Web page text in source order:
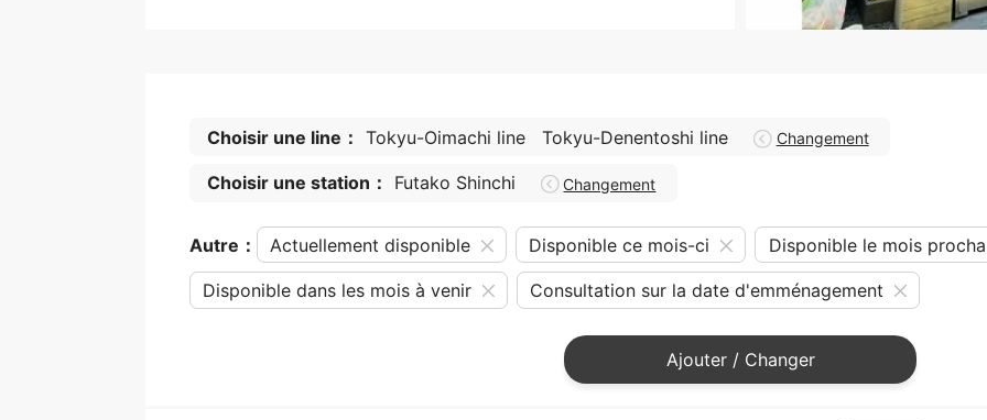
Choisir une line： Tokyu-Oimachi line Tokyu-Denentoshi line Changement
Choisir une station： Futako Shinchi Changement
Autre： Actuellement disponible Disponible ce mois-ci Disponible le mois
Disponible dans les mois à venir Consultation sur la date d'emménagement
Ajouter / Changer